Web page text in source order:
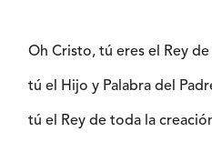
Oh Cristo, tú eres el Rey
tú el Hijo y Palabra del
tú el Rey de toda la